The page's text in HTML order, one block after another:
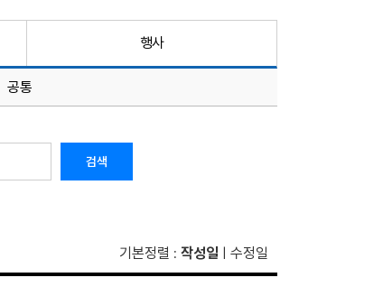
행사
공통
검색
기본정렬 : 작성일 수정일